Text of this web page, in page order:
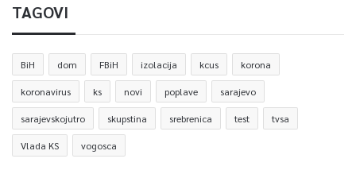
TAGOVI
BiH dom FBiH izolacija kcus korona
koronavirus ks novi poplave sarajevo
sarajevskojutro skupstina srebrenica test tvsa
Vlada KS vogosca